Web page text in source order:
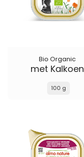
Bio Organic
met Kalkoen
100 g